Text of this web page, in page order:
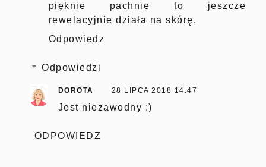
pięknie pachnie to jeszcze
rewelacyjnie działa na skórę.
Odpowiedz
Odpowiedzi
DOROTA 28 LIPCA 2018 14:47
Jest niezawodny :)
ODPOWIEDZ